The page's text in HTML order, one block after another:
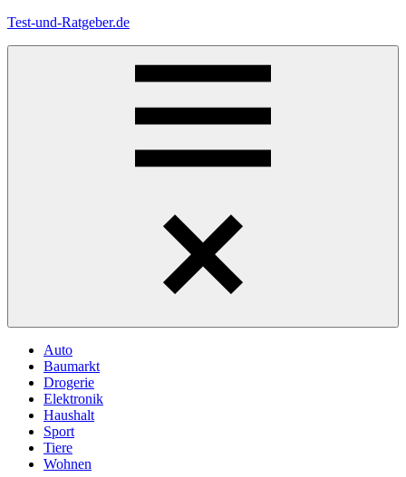
Zum
Test-und-Ratgeber.de
Auto
Baumarkt
Drogerie
Elektronik
Haushalt
Sport
Tiere
Wohnen